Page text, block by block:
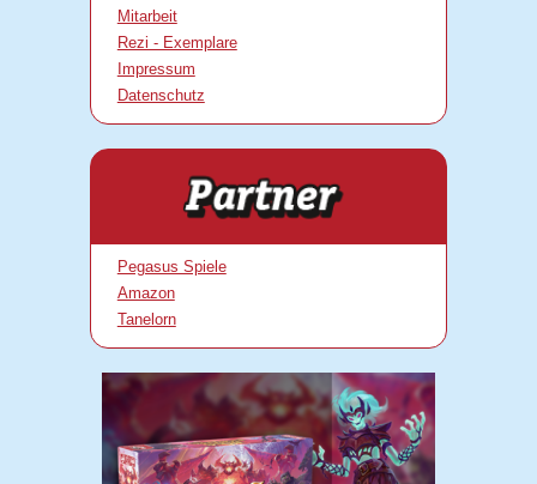
Mitarbeit
Rezi - Exemplare
Impressum
Datenschutz
Pegasus Spiele
Amazon
Tanelorn